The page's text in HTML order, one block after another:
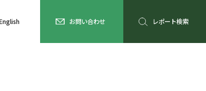
お問い合わせ レポート検索